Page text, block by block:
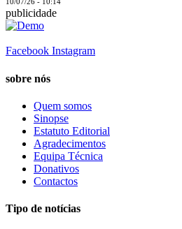
publicidade
Facebook Instagram
sobre nós
Quem somos
Sinopse
Estatuto Editorial
Agradecimentos
Equipa Técnica
Donativos
Contactos
Tipo de notícias